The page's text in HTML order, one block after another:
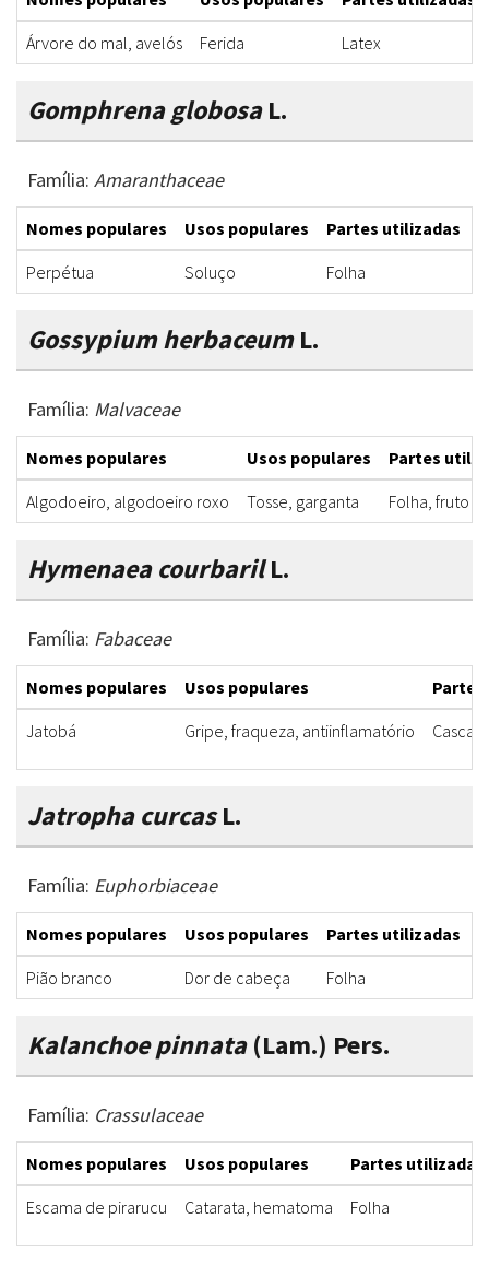
Árvore do mal, avelós
Ferida Latex
Gomphrena globosaL.
Família: Amaranthaceae
Nomes populares Usos populares Partes utilizadas
Perpétua
Soluço Folha
Gossypium herbaceumL.
Família: Malvaceae
Nomes populares Usos populares
Partes
Algodoeiro, algodoeiro roxo
Tosse, garganta Folha, fruto
Hymenaea courbarilL.
Família: Fabaceae
Nomes populares Usos populares
Jatobá
Gripe, fraqueza, antiinflamatório Casca,
Jatropha curcasL.
Família: Euphorbiaceae
Nomes populares Usos populares Partes utilizadas
Pião branco
Dor de cabeça Folha
Kalanchoe pinnata(Lam.) Pers.
Família: Crassulaceae
Nomes populares Usos populares
Partes utilizadas
Escama de pirarucu
Catarata, hematoma Folha